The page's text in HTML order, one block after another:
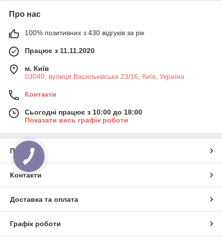
Про нас
100% позитивних з 430 відгуків за рік
Працює з 11.11.2020
м. Київ
03040, вулиця Васильківська 23/16, Київ, Україна
Контакти
Сьогодні працює з 10:00 до 18:00
Показати весь графік роботи
Про нас
Контакти
Доставка та оплата
Графік роботи